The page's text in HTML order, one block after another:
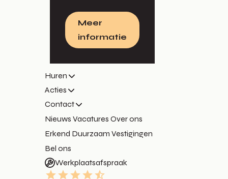
Meer
informatie
Huren
Acties
Contact
Nieuws Vacatures Over ons
Erkend Duurzaam Vestigingen
Bel ons
Werkplaatsafspraak